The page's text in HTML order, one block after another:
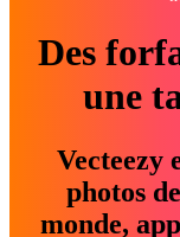
Des
une
Vecteezy
photos
monde,